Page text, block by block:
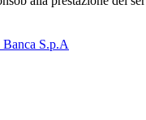
Banca S.p.A